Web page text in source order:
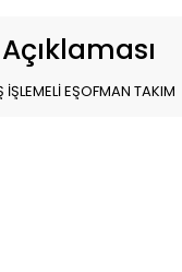
EŞOFMAN TAKIM